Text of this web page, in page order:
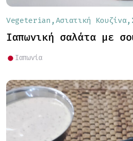
Vegeterian Ασιατική Κουζίνα
Ιαπωνική σαλάτα με
Ιαπωνία